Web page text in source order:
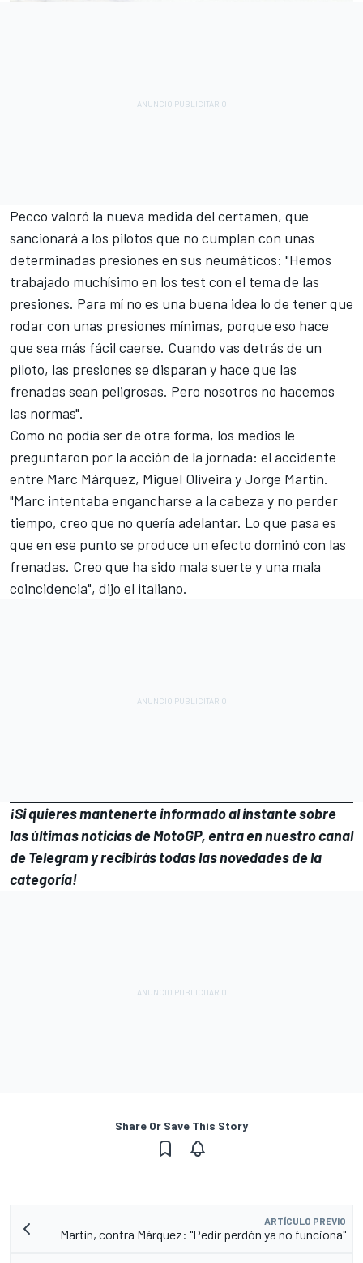
Pecco valoró la nueva medida del certamen, que
sancionará a los pilotos que no cumplan con unas
determinadas presiones en sus neumáticos: "Hemos
trabajado muchísimo en los test con el tema de las
presiones. Para mí no es una buena idea lo de tener que
rodar con unas presiones mínimas, porque eso hace
que sea más fácil caerse. Cuando vas detrás de un
piloto, las presiones se disparan y hace que las
frenadas sean peligrosas. Pero nosotros no hacemos
las normas".
Como no podía ser de otra forma, los medios le
preguntaron por la acción de la jornada: el accidente
entre Marc Márquez, Miguel Oliveira yJorge Martín.
"Marc intentaba engancharse a la cabeza y no perder
tiempo, creo que no quería adelantar. Lo que pasa es
que en ese punto se produce un efecto dominó con las
frenadas. Creo que ha sido mala suerte y una mala
coincidencia", dijo el italiano.
¡Si quieres mantenerte informado al instante sobre
las últimas noticias de MotoGP, entra ennuestro canal
de Telegramy recibirás todas las novedades de la
categoría!
Share Or Save This Story
ARTÍCULO PREVIO
Martín, contra Márquez: "Pedir perdón ya no funciona"